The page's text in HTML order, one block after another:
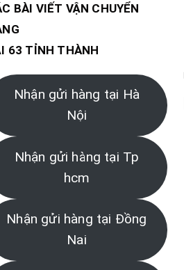
BÀI VIẾT VẬN CHUYỂN
63 TỈNH THÀNH
Nhận gửi hàng tại Hà
Nội
Nhận gửi hàng tại Tp
hcm
Nhận gửi hàng tại Đồng
Nai